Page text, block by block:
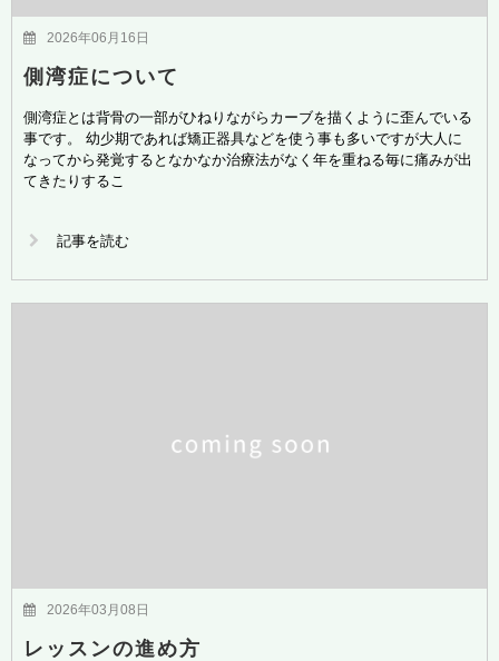
2026年06月16日
側湾症について
側湾症とは背骨の一部がひねりながらカーブを描くように歪んでいる
事です。 幼少期であれば矯正器具などを使う事も多いですが大人に
なってから発覚するとなかなか治療法がなく年を重ねる毎に痛みが出
てきたりするこ
記事を読む
2026年03月08日
レッスンの進め方